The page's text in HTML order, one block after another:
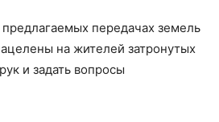
передачах земель
на жителей затронутых
и задать вопросы